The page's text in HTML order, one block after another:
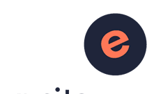
Buts de notre association